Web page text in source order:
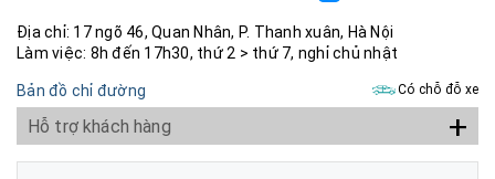
Địa chỉ: 17 ngõ 46, Quan Nhân, P. Thanh xuân, Hà Nội
Làm việc: 8h đến 17h30, thứ 2 > thứ 7, nghỉ chủ nhật
Bản đồ chỉ đường Có chỗ đỗ xe
Hỗ trợ khách hàng +